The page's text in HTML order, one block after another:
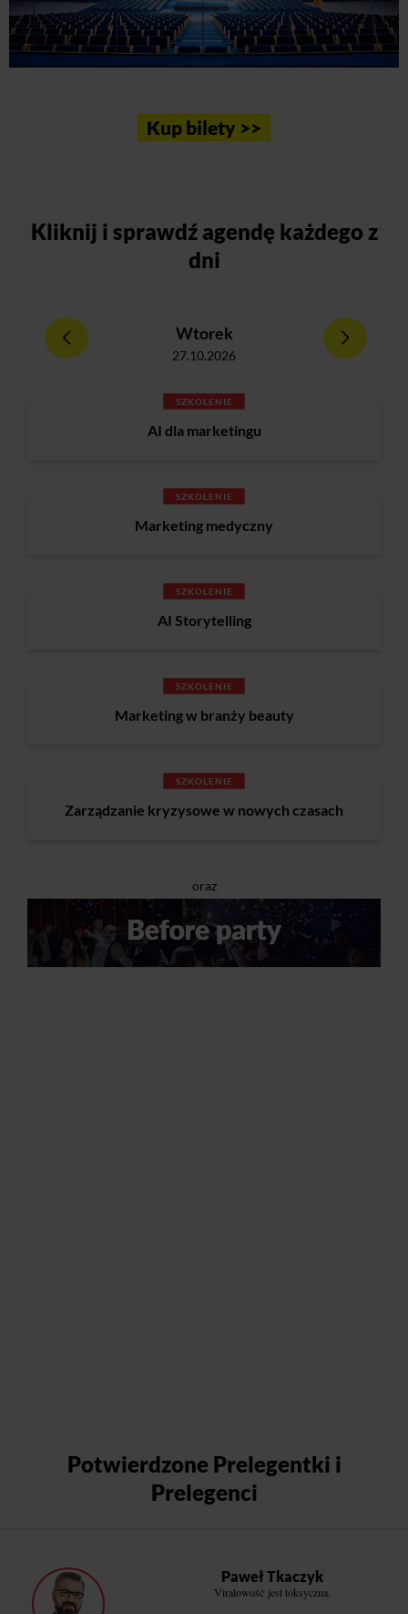
Kup bilety >>
Kliknij i sprawdź agendę każdego z
dni
Wtorek
27.10.2026
SZKOLENIE
AI dla marketingu
SZKOLENIE
Marketing medyczny
SZKOLENIE
AI Storytelling
SZKOLENIE
Marketing w branży beauty
SZKOLENIE
Zarządzanie kryzysowe w nowych czasach
oraz
Potwierdzone Prelegentki i
Prelegenci
Paweł Tkaczyk
Viralowość jest toksyczna.